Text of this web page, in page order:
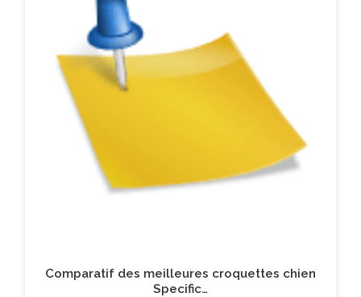
Comparatif des meilleures croquettes chien
Specific…